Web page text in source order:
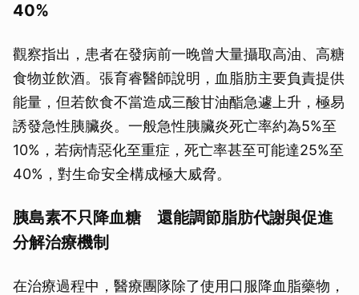
40%
觀察指出，患者在發病前一晚曾大量攝取高油、高糖
食物並飲酒。張育睿醫師說明，血脂肪主要負責提供
能量，但若飲食不當造成三酸甘油酯急遽上升，極易
誘發急性胰臟炎。一般急性胰臟炎死亡率約為5%至
10%，若病情惡化至重症，死亡率甚至可能達25%至
40%，對生命安全構成極大威脅。
胰島素不只降血糖 還能調節脂肪代謝與促進
分解治療機制
在治療過程中，醫療團隊除了使用口服降血脂藥物，